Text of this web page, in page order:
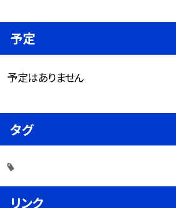
予定
予定はありません
タグ
リンク